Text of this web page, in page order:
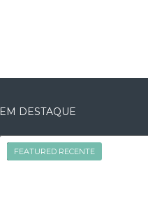
EM DESTAQUE
FEATURED
FEATURED RECENTE